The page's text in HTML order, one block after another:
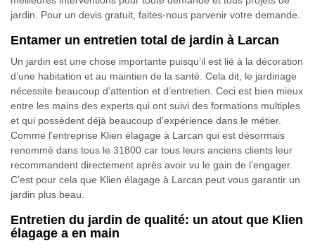
jardin. Pour un devis gratuit, faites-nous parvenir votre demande.
Entamer un entretien total de jardin à Larcan
Un jardin est une chose importante puisqu’il est lié à la décoration
d’une habitation et au maintien de la santé. Cela dit, le jardinage
nécessite beaucoup d’attention et d’entretien. Ceci est bien mieux
entre les mains des experts qui ont suivi des formations multiples
et qui possèdent déjà beaucoup d’expérience dans le métier.
Comme l’entreprise Klien élagage à Larcan qui est désormais
renommé dans tous le 31800 car tous leurs anciens clients leur
recommandent directement après avoir vu le gain de l’engager.
C’est pour cela que Klien élagage à Larcan peut vous garantir un
jardin plus beau.
Entretien du jardin de qualité: un atout que Klien
élagage a en main